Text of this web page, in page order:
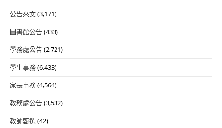
公告來文(3,171)
圖書館公告(433)
學務處公告(2,721)
學生事務(6,433)
家長事務(4,564)
教務處公告(3,532)
教師甄選(42)